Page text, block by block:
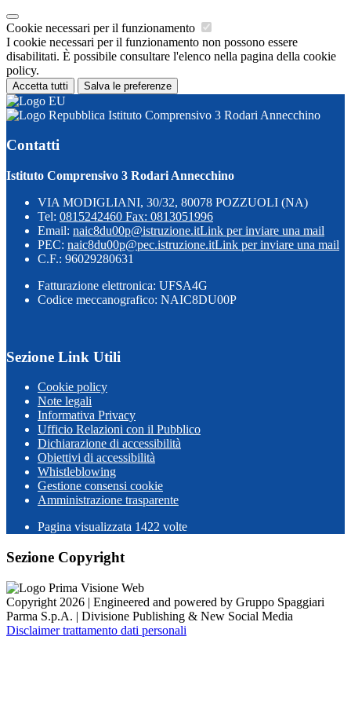
Cookie necessari per il funzionamento
I cookie necessari per il funzionamento non possono essere
disabilitati. È possibile consultare l'elenco nella pagina della cookie
policy.
Accetta tutti Salva le preferenze
Istituto Comprensivo 3 Rodari Annecchino
Contatti
Istituto Comprensivo 3 Rodari Annecchino
VIA MODIGLIANI, 30/32, 80078 POZZUOLI (NA)
Tel: 0815242460 Fax: 0813051996
Email: naic8du00p@istruzione.itLink per inviare una mail
PEC: naic8du00p@pec.istruzione.itLink per inviare una mail
C.F.: 96029280631
Fatturazione elettronica: UFSA4G
Codice meccanografico: NAIC8DU00P
Sezione Link Utili
Cookie policy
Note legali
Informativa Privacy
Ufficio Relazioni con il Pubblico
Dichiarazione di accessibilità
Obiettivi di accessibilità
Whistleblowing
Gestione consensi cookie
Amministrazione trasparente
Pagina visualizzata 1422 volte
Sezione Copyright
Copyright 2026 | Engineered and powered by Gruppo Spaggiari
Parma S.p.A. | Divisione Publishing & New Social Media
Disclaimer trattamento dati personali